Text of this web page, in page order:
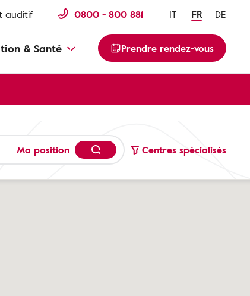
auditif 0800 - 800 881 IT FR DE
& Santé Prendre rendez-vous
Ma position Centres spécialisés